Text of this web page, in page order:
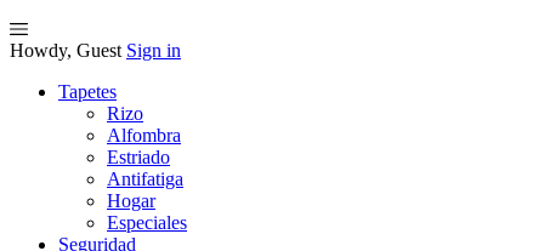
Howdy, Guest Sign in
Tapetes
Rizo
Alfombra
Estriado
Antifatiga
Hogar
Especiales
Seguridad